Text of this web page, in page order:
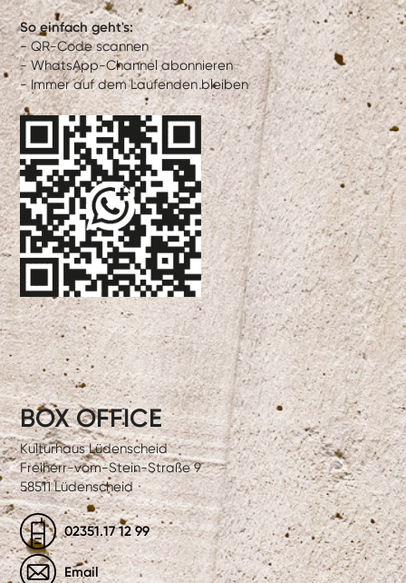
So einfach geht's:
- QR-Code scannen
- WhatsApp-Channel abonnieren
- Immer auf dem Laufenden bleiben
BOX OFFICE
Kulturhaus Lüdenscheid
Freiherr-vom-Stein-Straße 9
58511 Lüdenscheid
02351.17 12 99
Email